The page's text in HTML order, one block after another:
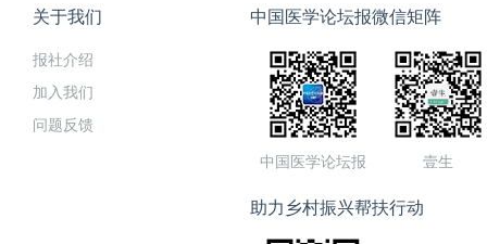
关于我们
报社介绍
加入我们
问题反馈
中国医学论坛报微信矩阵
中国医学论坛报 壹生
助力乡村振兴帮扶行动